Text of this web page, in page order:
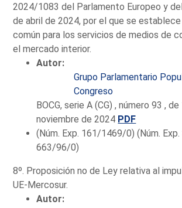
2024/1083 del Parlamento Europeo y
de abril de 2024, por el que se establece
común para los servicios de medios de
el mercado interior.
Autor:
Grupo Parlamentario
Congreso
BOCG, serie A (CG) , número 93 ,
noviembre de 2024 PDF
(Núm. Exp. 161/1469/0) (Núm. Exp.
663/96/0)
8º. Proposición no de Ley relativa al
UE-Mercosur.
Autor: